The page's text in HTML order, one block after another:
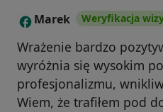
M Marek Weryfikacja
Wrażenie bardzo
wyróżnia się wysokim
profesjonalizmu,
Wiem, że trafiłem pod